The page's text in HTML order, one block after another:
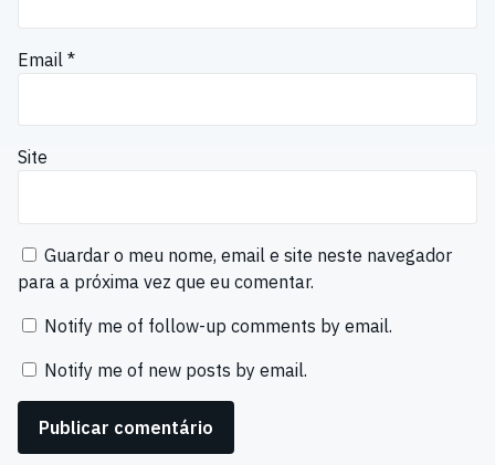
Email *
Site
Guardar o meu nome, email e site neste navegador
para a próxima vez que eu comentar.
Notify me of follow-up comments by email.
Notify me of new posts by email.